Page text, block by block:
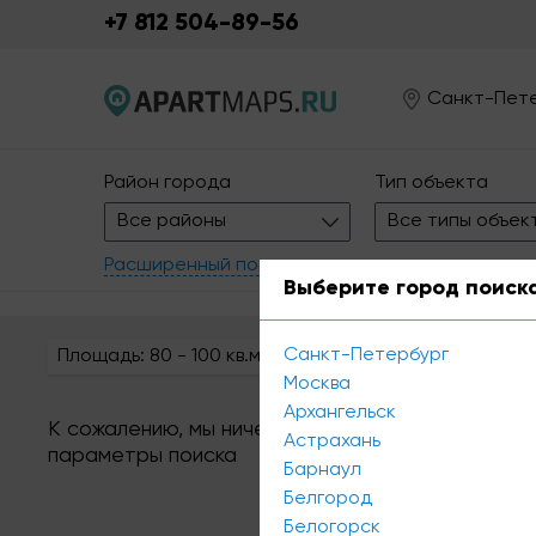
+7 812 504-89-56
Санкт-
Район города
Все районы
Тип объекта
Все типы
Расширенный поиск
Площадь: 80 - 100 кв.м. Класс: A
К сожалению, мы ничего не нашли по вашему
параметры поиска
Выберите город
Санкт-Петербург
Москва
Архангельск
Астрахань
Барнаул
Белгород
Белогорск